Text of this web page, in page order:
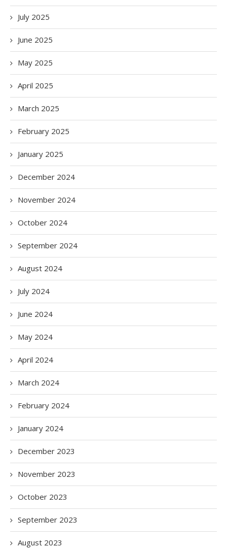
July 2025
June 2025
May 2025
April 2025
March 2025
February 2025
January 2025
December 2024
November 2024
October 2024
September 2024
August 2024
July 2024
June 2024
May 2024
April 2024
March 2024
February 2024
January 2024
December 2023
November 2023
October 2023
September 2023
August 2023